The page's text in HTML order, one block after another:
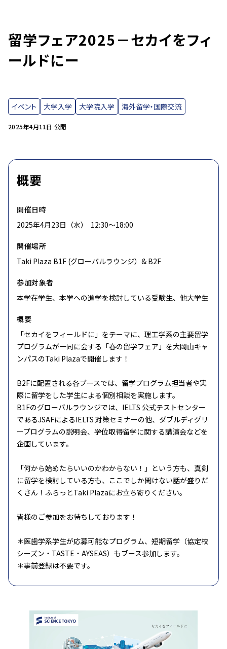
留学フェア2025－セカイをフィ
ールドにー
2025年4月11日 公開
イベント 大学入学 大学院入学 海外留学・国際交流
概要
開催日時
2025年4月23日（水） 12:30〜18:00
開催場所
Taki Plaza B1F (グローバルラウンジ）& B2F
参加対象者
本学在学生、本学への進学を検討している受験生、他大学生
概要
「セカイをフィールドに」をテーマに、理工学系の主要留学
プログラムが一同に会する「春の留学フェア」を大岡山キャ
ンパスのTaki Plazaで開催します！
B2Fに配置される各ブースでは、留学プログラム担当者や実
際に留学をした学生による個別相談を実施します。
B1Fのグローバルラウンジでは、IELTS 公式テストセンター
であるJSAFによるIELTS 対策セミナーの他、ダブルディグリ
ープログラムの説明会、学位取得留学に関する講演会などを
企画しています。
「何から始めたらいいのかわからない！」という方も、真剣
に留学を検討している方も、ここでしか聞けない話が盛りだ
くさん！ふらっとTaki Plazaにお立ち寄りください。
皆様のご参加をお待ちしております！
＊医歯学系学生が応募可能なプログラム、短期留学（協定校
シーズン・TASTE・AYSEAS）もブース参加します。
＊事前登録は不要です。